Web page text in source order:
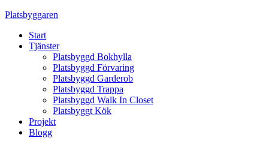
Skip
content
Platsbyggaren
Start
Tjänster
Platsbyggd Bokhylla
Platsbyggd Förvaring
Platsbyggd Garderob
Platsbyggd Trappa
Platsbyggd Walk In Closet
Platsbyggt Kök
Projekt
Blogg